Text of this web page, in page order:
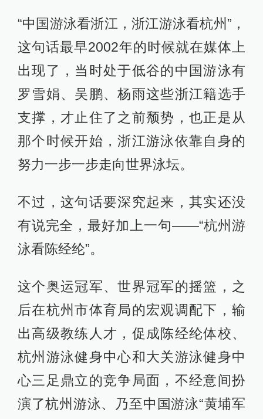
“中国游泳看浙江，浙江游泳看杭州”，
这句话最早2002年的时候就在媒体上
出现了，当时处于低谷的中国游泳有
罗雪娟、吴鹏、杨雨这些浙江籍选手
支撑，才止住了之前颓势，也正是从
那个时候开始，浙江游泳依靠自身的
努力一步一步走向世界泳坛。
不过，这句话要深究起来，其实还没
有说完全，最好加上一句——“杭州游
泳看陈经纶”。
这个奥运冠军、世界冠军的摇篮，之
后在杭州市体育局的宏观调配下，输
出高级教练人才，促成陈经纶体校、
杭州游泳健身中心和大关游泳健身中
心三足鼎立的竞争局面，不经意间扮
演了杭州游泳、乃至中国游泳“黄埔军